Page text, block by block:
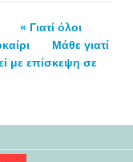
« Γιατί όλοι
Μάθε γιατί
με επίσκεψη σε